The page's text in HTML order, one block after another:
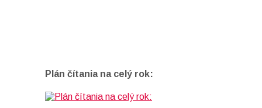
Plán čítania na celý rok: